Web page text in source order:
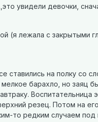
увидели девочки,
(я лежала с закрытыми
на полку со
барахло, но заяц
Воспитательница
резец. Потом на
то редким случаем